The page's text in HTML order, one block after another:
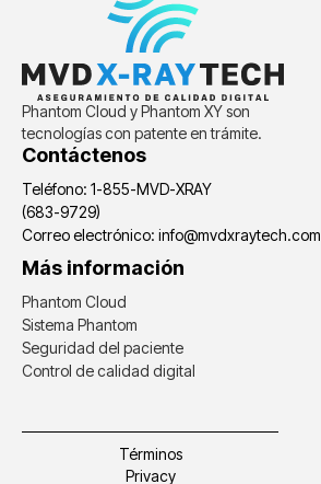
Phantom Cloud y Phantom XY son
tecnologías con patente en trámite.
Contáctenos
Teléfono: 1-855-MVD-XRAY
(683-9729)
Correo electrónico: info@mvdxraytech.com
Más información
Phantom Cloud
Sistema Phantom
Seguridad del paciente
Control de calidad digital
Términos
Privacy